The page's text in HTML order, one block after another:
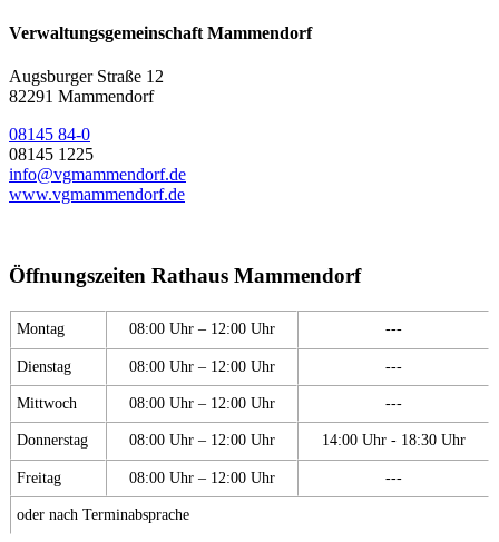
Verwaltungsgemeinschaft Mammendorf
Augsburger Straße 12
82291 Mammendorf
08145 84-0
08145 1225
info@vgmammendorf.de
www.vgmammendorf.de
Öffnungszeiten Rathaus Mammendorf
Montag 08:00 Uhr – 12:00 Uhr ---
Dienstag 08:00 Uhr – 12:00 Uhr ---
Mittwoch 08:00 Uhr – 12:00 Uhr ---
Donnerstag 08:00 Uhr – 12:00 Uhr 14:00 Uhr - 18:30 Uhr
Freitag 08:00 Uhr – 12:00 Uhr ---
oder nach Terminabsprache